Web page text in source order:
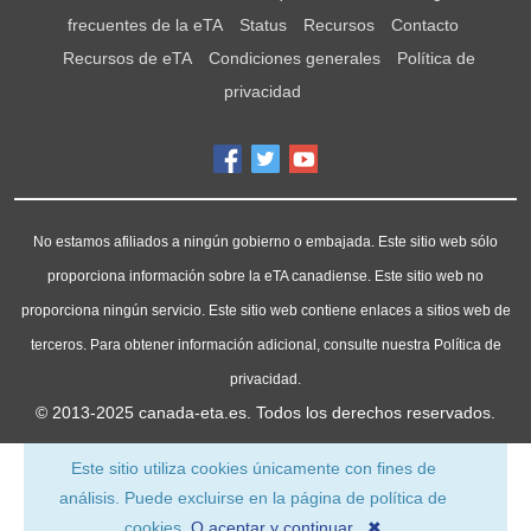
frecuentes de la eTA
Status Recursos
Contacto
Recursos de eTA
Condiciones generales
Política de
privacidad
No estamos afiliados a ningún gobierno o embajada. Este sitio web sólo
proporciona información sobre la eTA canadiense. Este sitio web no
proporciona ningún servicio. Este sitio web contiene enlaces a sitios web de
terceros. Para obtener información adicional, consulte nuestra Política de
privacidad.
© 2013-2025 canada-eta.es . Todos los derechos reservados.
Este sitio utiliza cookies únicamente con fines de
análisis. Puede excluirse en la página de política de